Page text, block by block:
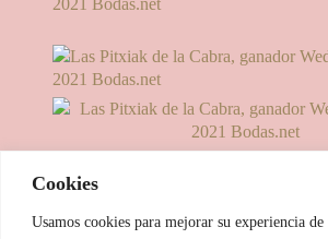
Cookies
Usamos cookies para mejorar su experiencia de